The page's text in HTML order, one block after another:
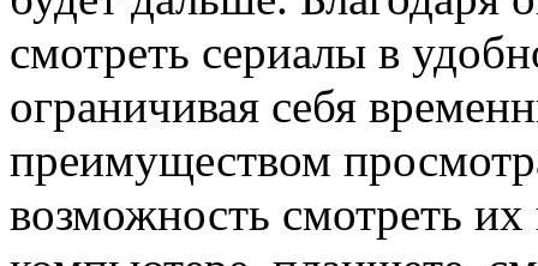
смотреть сериалы в
ограничивая себя
преимуществом
возможность смотреть